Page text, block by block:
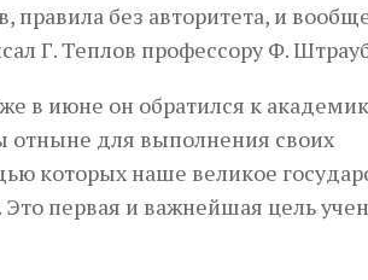
правила без авторитета, и
Г. Теплов профессору Ф.
в июне он обратился к
отныне для выполнения своих
которых наше великое
первая и важнейшая цель